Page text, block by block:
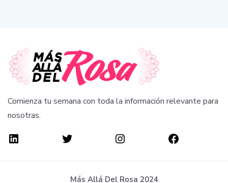
Comienza tu semana con toda la información relevante para
nosotras.
Más Allá Del Rosa 2024